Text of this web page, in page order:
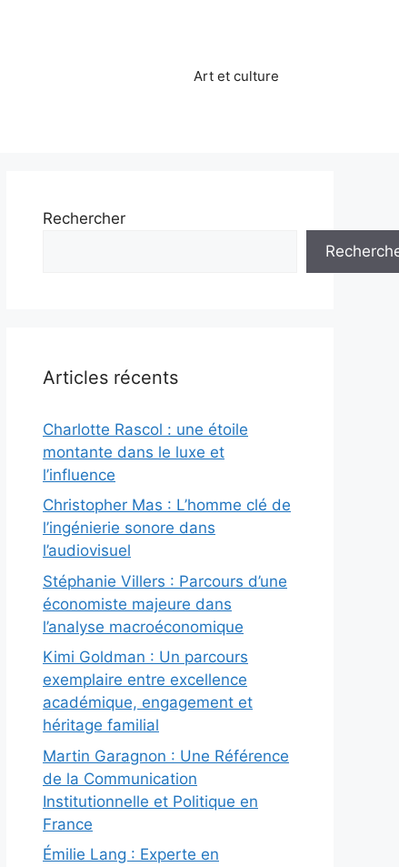
Art et culture
Rechercher
Articles récents
Charlotte Rascol : une étoile
montante dans le luxe et
l’influence
Christopher Mas : L’homme clé de
l’ingénierie sonore dans
l’audiovisuel
Stéphanie Villers : Parcours d’une
économiste majeure dans
l’analyse macroéconomique
Kimi Goldman : Un parcours
exemplaire entre excellence
académique, engagement et
héritage familial
Martin Garagnon : Une Référence
de la Communication
Institutionnelle et Politique en
France
Émilie Lang : Experte en